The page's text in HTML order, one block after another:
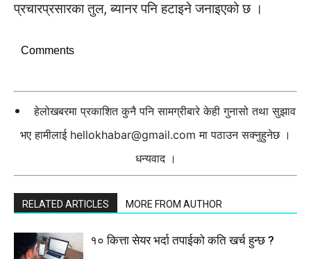
प्रचारप्रसारका तुल, ब्यानर पनि हटाइने जनाइएको छ ।
Comments
हेलोखबरमा प्रकाशित कुनै पनि सामग्रीबारे केही गुनासो तथा सुझाव
भए हामीलाई hellokhabar@gmail.com मा पठाउन सक्नुहुनेछ ।
धन्यवाद ।
RELATED ARTICLES MORE FROM AUTHOR
१० कित्ता सेयर भर्दा तपाईको कति खर्च हुन्छ ?